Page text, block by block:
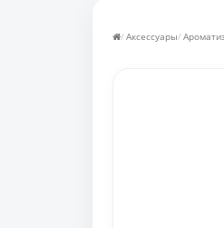
Аксессуары